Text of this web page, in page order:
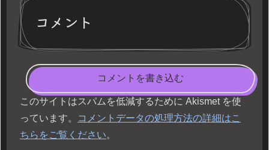
コメント
コメントを書き込む
このサイトはスパムを低減するために Akismet を使
っています。
コメントデータの処理方法の詳細はこ
ちらをご覧ください。